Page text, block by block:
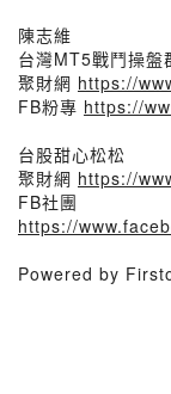
陳志維
台灣MT5戰鬥操盤
聚財網 https://
FB粉專 https://
台股甜心松松
聚財網 https://
FB社團
https://
Powered by